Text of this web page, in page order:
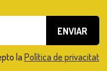
la Política de privacitat